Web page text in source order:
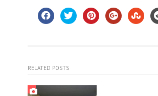
RELATED POSTS